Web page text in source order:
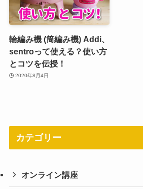
輪編み機 (筒編み機) Addi、
sentroって使える？使い方
とコツを伝授！
2020年8月4日
カテゴリー
オンライン講座